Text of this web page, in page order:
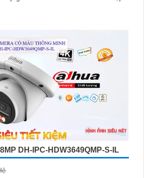
DH-IPC-HDW3649QMP-S-IL